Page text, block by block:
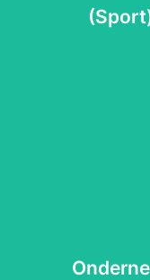
Vertegenwoordig
Ben jij een